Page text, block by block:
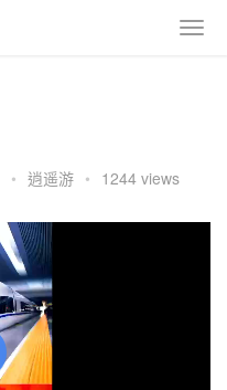
• 逍遥游 • 1244 views